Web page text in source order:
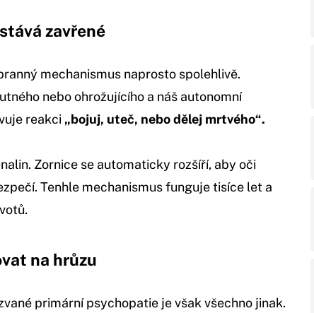
zavřené
mechanismus naprosto spolehlivě.
nebo ohrožujícího a náš autonomní
reakci „bojuj, uteč, nebo dělej mrtvého“.
Zornice se automaticky rozšíří, aby oči
Tenhle mechanismus funguje tisíce let a
na hrůzu
primární psychopatie je však všechno jinak.